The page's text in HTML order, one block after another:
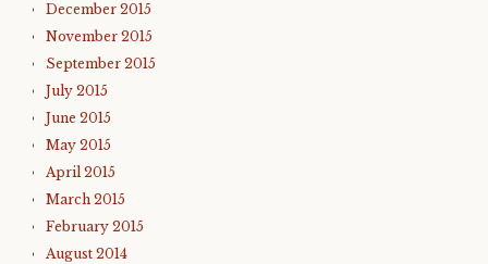
December 2015
November 2015
September 2015
July 2015
June 2015
May 2015
April 2015
March 2015
February 2015
August 2014